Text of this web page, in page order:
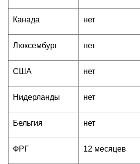
Канада нет
Люксембург нет
США нет
Нидерланды нет
Бельгия нет
ФРГ 12 месяцев